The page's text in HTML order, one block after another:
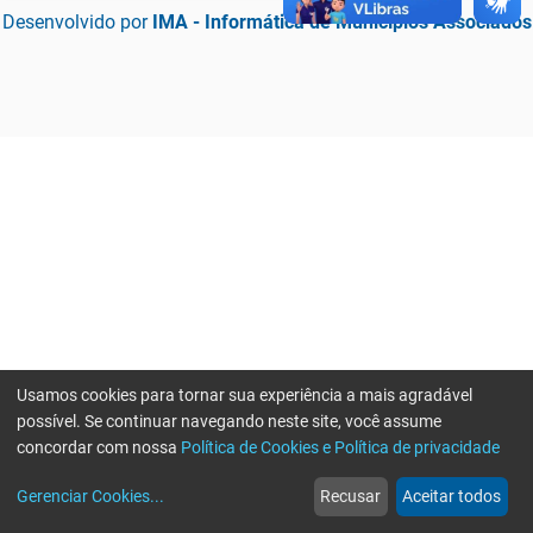
Desenvolvido por IMA - Informática de Municípios Associados
web
Notícias
more_horiz
Mais
Usamos cookies para tornar sua experiência a mais agradável
possível. Se continuar navegando neste site, você assume
concordar com nossa Política de Cookies e Política de privacidade
Gerenciar Cookies... Recusar Aceitar todos
Erro ao enviar informações, por favor tente novamente